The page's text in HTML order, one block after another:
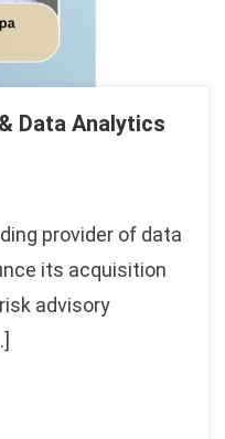
Data Analytics
provider of data
its acquisition
advisory